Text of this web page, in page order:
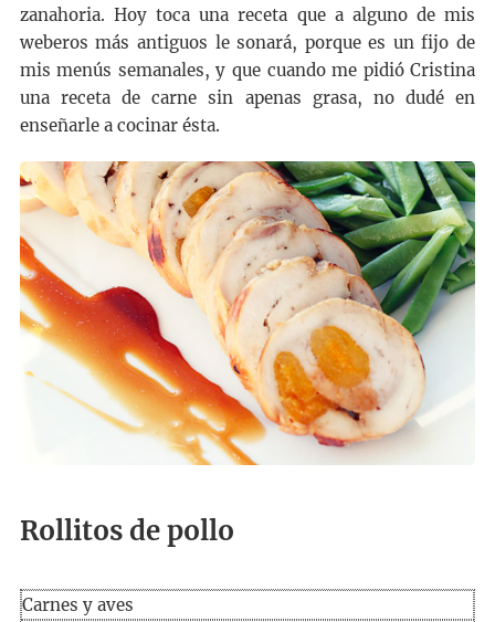
zanahoria. Hoy toca una receta que a alguno de mis
weberos más antiguos le sonará, porque es un fijo de
mis menús semanales, y que cuando me pidió Cristina
una receta de carne sin apenas grasa, no dudé en
enseñarle a cocinar ésta.
Rollitos de pollo
Carnes y aves